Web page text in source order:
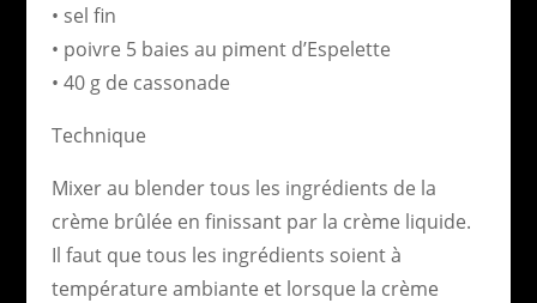
• sel fin
• poivre 5 baies au piment d’Espelette
• 40 g de cassonade
Technique
Mixer au blender tous les ingrédients de la
crème brûlée en finissant par la crème liquide.
Il faut que tous les ingrédients soient à
température ambiante et lorsque la crème